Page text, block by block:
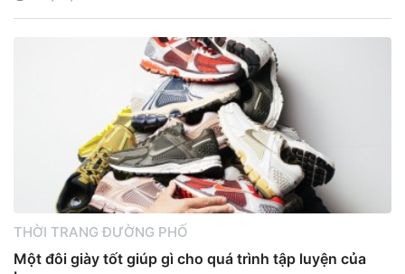
THỜI TRANG ĐƯỜNG PHỐ
Một đôi giày tốt giúp gì cho quá trình tập luyện của